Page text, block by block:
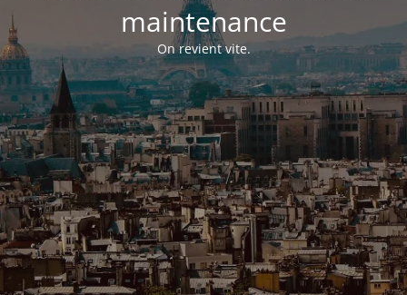
maintenance
On revient vite.